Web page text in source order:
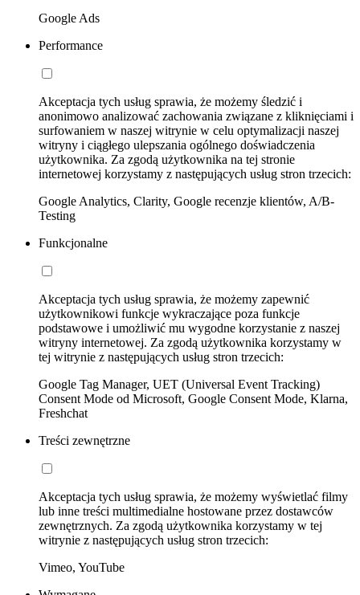
Google Ads
Performance
Akceptacja tych usług sprawia, że możemy śledzić i
anonimowo analizować zachowania związane z kliknięciami i
surfowaniem w naszej witrynie w celu optymalizacji naszej
witryny i ciągłego ulepszania ogólnego doświadczenia
użytkownika. Za zgodą użytkownika na tej stronie
internetowej korzystamy z następujących usług stron trzecich:
Google Analytics, Clarity, Google recenzje klientów, A/B-
Testing
Funkcjonalne
Akceptacja tych usług sprawia, że możemy zapewnić
użytkownikowi funkcje wykraczające poza funkcje
podstawowe i umożliwić mu wygodne korzystanie z naszej
witryny internetowej. Za zgodą użytkownika korzystamy w
tej witrynie z następujących usług stron trzecich:
Google Tag Manager, UET (Universal Event Tracking)
Consent Mode od Microsoft, Google Consent Mode, Klarna,
Freshchat
Treści zewnętrzne
Akceptacja tych usług sprawia, że możemy wyświetlać filmy
lub inne treści multimedialne hostowane przez dostawców
zewnętrznych. Za zgodą użytkownika korzystamy w tej
witrynie z następujących usług stron trzecich:
Vimeo, YouTube